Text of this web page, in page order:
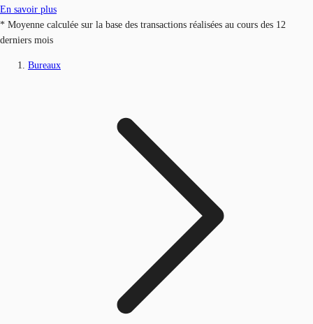
En savoir plus
* Moyenne calculée sur la base des transactions réalisées au cours des 12
derniers mois
Bureaux